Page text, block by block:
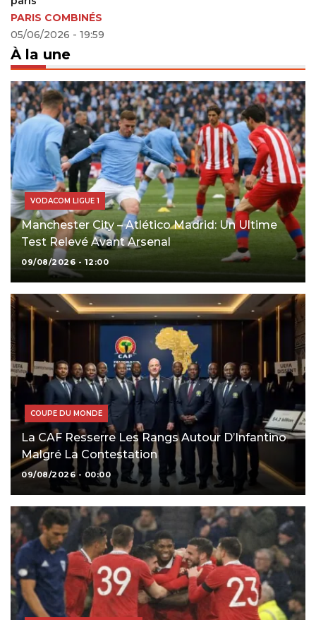
PARIS COMBINÉS
05/06/2026 - 19:59
À la une
VODACOM LIGUE 1
Manchester City – Atlético Madrid: Un Ultime
Test Relevé Avant Arsenal
09/08/2026 - 12:00
COUPE DU MONDE
La CAF Resserre Les Rangs Autour D’Infantino
Malgré La Contestation
09/08/2026 - 00:00